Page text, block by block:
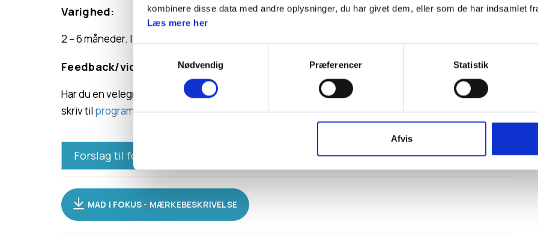
kombinere disse data med andre oplysninger, du har givet dem, eller som de har indsamlet
Læs mere her
Nødvendig
Præferencer Statistik
Afvis
Varighed:
2 – 6 måneder. I vælger, hvor meget I vil udfordre jer selv.
Feedback/videreudvikling af mærket:
Har du en velegnet aktivitet eller en idé til, hvordan mærket kunne tilpasses/videreudvikles? Så
skriv til program@dds.dk
Forslag til forløb
Forløbsforslag:
Planlæg forløb:
MAD I FOKUS - MÆRKEBESKRIVELSE